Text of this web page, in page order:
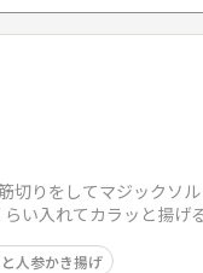
りをしてマジックソ
い入れてカラッと揚げ
人参かき揚げ